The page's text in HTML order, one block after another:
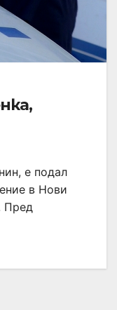
е подал
в Нови
Пред